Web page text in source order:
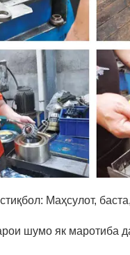
Маҳсулот,
шумо як маротиба